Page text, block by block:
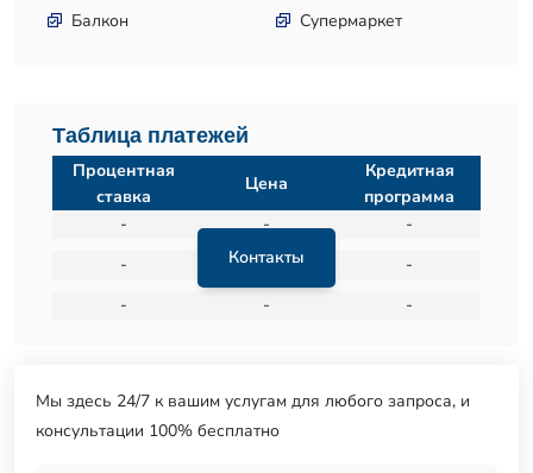
Балкон
Супермаркет
Таблица платежей
Контакты
Процентная
ставка
Цена
Кредитная
программа
-
-
-
-
-
-
-
- -
Мы здесь 24/7 к вашим услугам для любого запроса, и
консультации 100% бесплатно